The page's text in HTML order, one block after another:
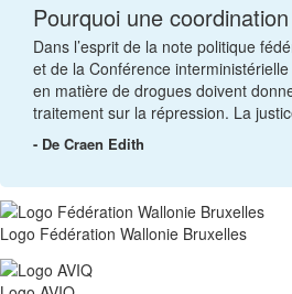
Pourquoi une coordination
Dans l’esprit de la note politique
et de la Conférence
en matière de drogues doivent
traitement sur la répression. La
- De Craen Edith
Logo Fédération Wallonie Bruxelles